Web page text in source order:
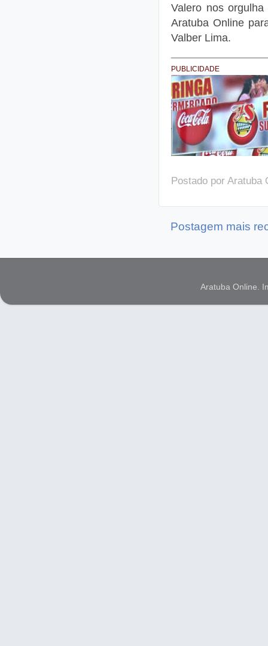
Valero nos
Aratuba Online
Valber Lima.
PUBLICIDADE
Postado por Aratuba
Postagem mais
Aratuba Online.